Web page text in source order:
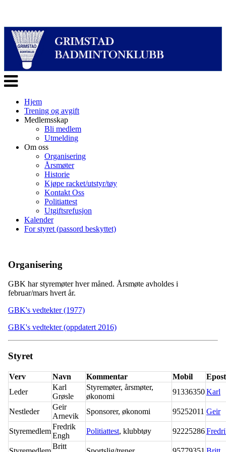
Veksle
navigasjon
Hjem
Trening og avgift
Medlemsskap
Bli medlem
Utmelding
Om oss
Organisering
Årsmøter
Historie
Kjøpe racket/utstyr/tøy
Kontakt Oss
Politiattest
Utgiftsrefusjon
Kalender
For styret (passord beskyttet)
Organisering
GBK har styremøter hver måned. Årsmøte avholdes i
februar/mars hvert år.
GBK's vedtekter (1977)
GBK's vedtekter (oppdatert 2016)
Styret
Verv Navn Kommentar Mobil
Epost
Leder
Karl
Grøsle
Styremøter, årsmøter,
økonomi
91336350Karl
Nestleder
Geir
Arnevik
Sponsorer, økonomi 95252011 Geir
Styremedlem
Fredrik
Engh
Politiattest, klubbtøy 92225286
Britt